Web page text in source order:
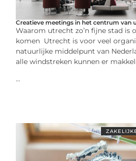
Creatieve meetings in het centrum van
Waarom utrecht zo’n fijne stad is
komen Utrecht is voor veel
natuurlijke middelpunt van
alle windstreken kunnen er
...